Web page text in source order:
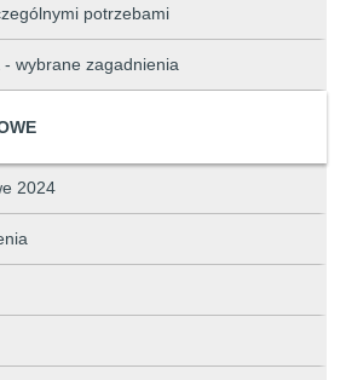
potrzebami
wybrane zagadnienia
2024